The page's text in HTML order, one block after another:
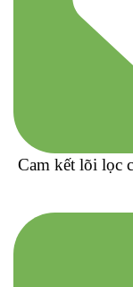
Cam kết lõi lọc